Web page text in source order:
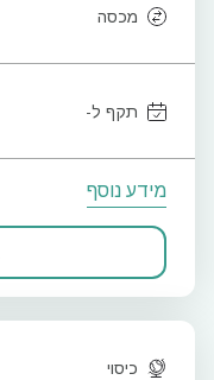
מכסה
תקף ל-
מידע נוסף
כיסוי